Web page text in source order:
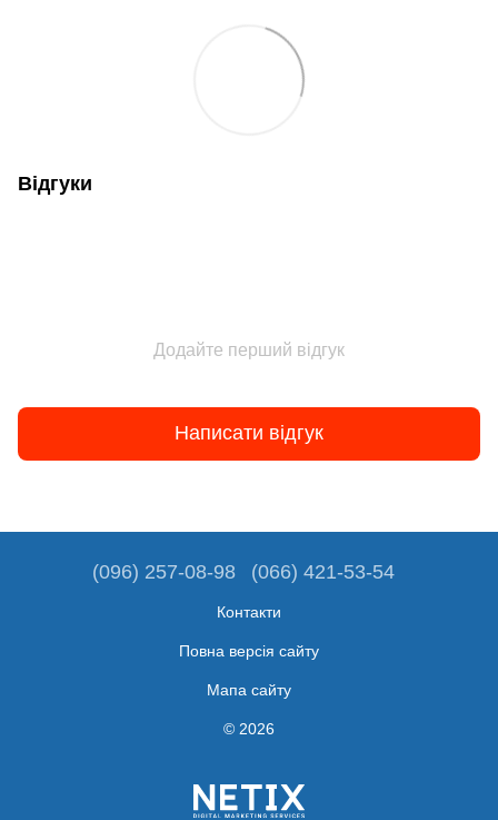
Відгуки
Додайте перший відгук
Написати відгук
(096) 257-08-98 (066) 421-53-54
Контакти
Повна версія сайту
Мапа сайту
© 2026